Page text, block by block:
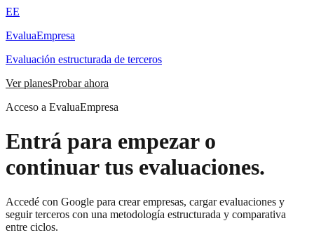
EE
EvaluaEmpresa
Evaluación estructurada de terceros
Ver planesProbar ahora
Acceso a EvaluaEmpresa
Entrá para empezar o
continuar tus evaluaciones.
Accedé con Google para crear empresas, cargar evaluaciones y
seguir terceros con una metodología estructurada y comparativa
entre ciclos.